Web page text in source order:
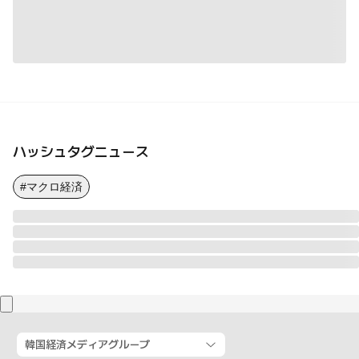
ハッシュタグニュース
#マクロ経済
韓国経済メディアグループ